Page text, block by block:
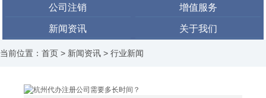
公司注销 增值服务
新闻资讯 关于我们
当前位置： 首页 > 新闻资讯 > 行业新闻